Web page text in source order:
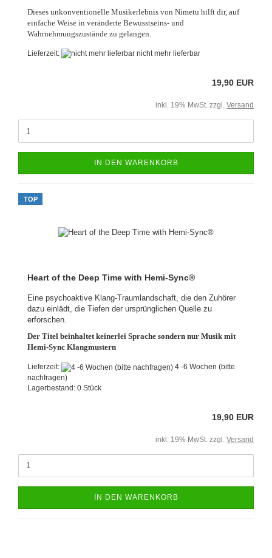
Dieses unkonventionelle Musikerlebnis von Nimetu hilft dir, auf
einfache Weise in veränderte Bewusstseins- und
Wahrnehmungszustände zu gelangen.
Lieferzeit: nicht mehr lieferbar
19,90 EUR
inkl. 19% MwSt. zzgl. Versand
IN DEN WARENKORB
TOP
Heart of the Deep Time with Hemi-Sync®
Eine psychoaktive Klang-Traumlandschaft, die den Zuhörer
dazu einlädt, die Tiefen der ursprünglichen Quelle zu
erforschen.
Der Titel beinhaltet keinerlei Sprache sondern nur Musik mit
Hemi-Sync Klangmustern
Lieferzeit:
4 -6 Wochen (bitte
nachfragen)
Lagerbestand: 0 Stück
19,90 EUR
inkl. 19% MwSt. zzgl. Versand
IN DEN WARENKORB